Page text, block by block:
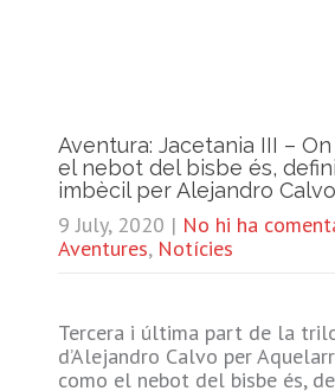
Aventura: Jacetania III –
el nebot del bisbe és,
imbècil per Alejandro Calvo
9 July, 2020 | No hi ha
Aventures, Notícies
Tercera i última part de la
d’Alejandro Calvo per
como el nebot del bisbe és,